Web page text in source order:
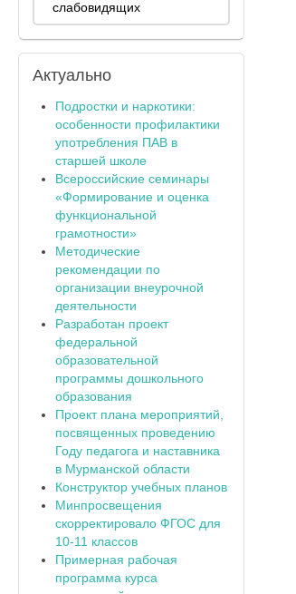
слабовидящих
Актуально
Подростки и наркотики:
особенности профилактики
употребления ПАВ в
старшей школе
Всероссийские семинары
«Формирование и оценка
функциональной
грамотности»
Методические
рекомендации по
организации внеурочной
деятельности
Разработан проект
федеральной
образовательной
программы дошкольного
образования
Проект плана мероприятий,
посвященных проведению
Году педагога и наставника
в Мурманской области
Конструктор учебных планов
Минпросвещения
скорректировало ФГОС для
10-11 классов
Примерная рабочая
программа курса